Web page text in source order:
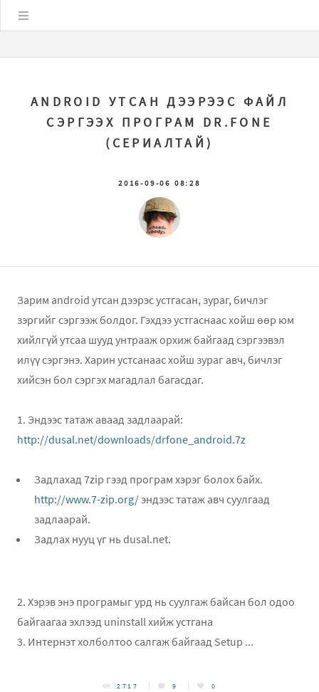
ANDROID УТСАН ДЭЭРЭЭС ФАЙЛ
СЭРГЭЭХ ПРОГРАМ DR.FОNЕ
(СЕРИАЛТАЙ)
2016-09-06 08:28
Зарим android утсан дээрэс устгасан, зураг, бичлэг
зэргийг сэргээж болдог. Гэхдээ устгаснаас хойш өөр юм
хийлгүй утсаа шууд унтрааж орхиж байгаад сэргээвэл
илүү сэргэнэ. Харин устсанаас хойш зураг авч, бичлэг
хийсэн бол сэргэх магадлал багасдаг.
1. Эндээс татаж аваад задлаарай:
http://dusal.net/downloads/drfone_android.7z
Задлахад 7zip гээд програм хэрэг болох байх.
http://www.7-zip.org/эндээс татаж авч суулгаад
задлаарай.
Задлах нууц үг нь dusal.net.
2. Хэрэв энэ програмыг урд нь суулгаж байсан бол одоо
байгаагаа эхлээд uninstall хийж устгана
3. Интернэт холболтоо салгаж байгаад Setup ...
2717 9 0